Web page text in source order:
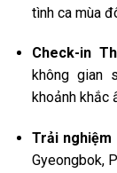
tình ca mùa
Check-in
không gian
khoảnh khắc
Trải nghiệm
Gyeongbok,